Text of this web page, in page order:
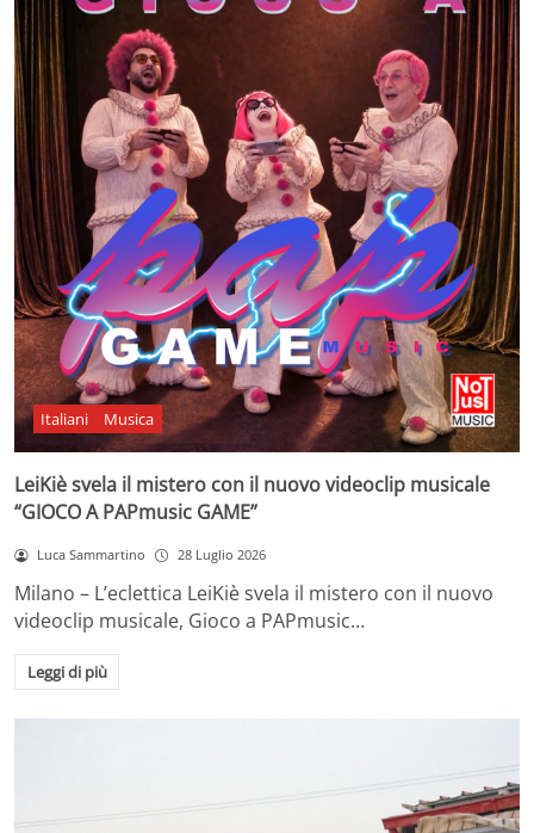
Italiani Musica
LeiKiè svela il mistero con il nuovo videoclip musicale
“GIOCO A PAPmusic GAME”
Luca Sammartino 28 Luglio 2026
Milano – L’eclettica LeiKiè svela il mistero con il nuovo
videoclip musicale, Gioco a PAPmusic…
Leggi di più